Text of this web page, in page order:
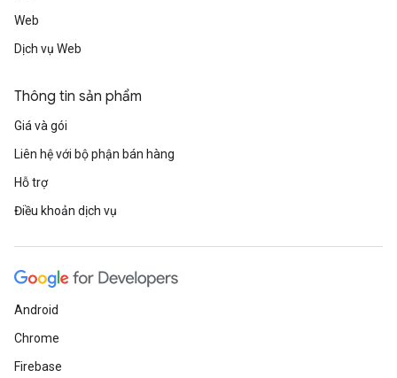
Web
Dịch vụ Web
Thông tin sản phẩm
Giá và gói
Liên hệ với bộ phận bán hàng
Hỗ trợ
Điều khoản dịch vụ
Android
Chrome
Firebase